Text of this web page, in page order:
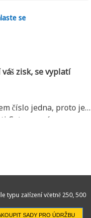
se
zisk, se vyplatí
číslo jedna, proto je
Cat pomocí
vzduchové filtry
zajišťují zvýšenou
provozní životnost
k životnímu
filtry Cat navržené
typu zařízení včetně 250, 500
SADY PRO ÚDRŽBU